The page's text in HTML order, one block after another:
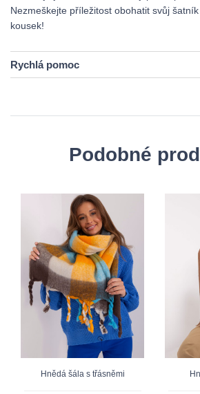
Nezmeškejte příležitost obohatit svůj
kousek!
Rychlá pomoc
Podobné
Hnědá šála s třásněmi